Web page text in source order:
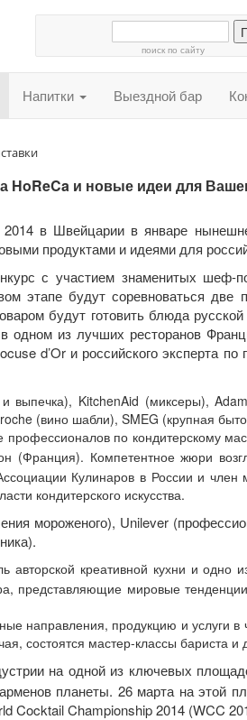
поиск по сайту
Напитки Выездной бар
HoReCa и новые идеи для
2014 в Швейцарии в январе
продуктами и идеями для
с участием знаменитых шеф-
этапе будут соревноваться
будут готовить блюда
одном из лучших ресторанов
d’Or и российского эксперта по
выпечка), KitchenAid (миксеры),
(вино шабли), SMEG (крупная
профессионалов по кондитерскому
(Франция). Компетентное жюри
Кулинаров в России и
кондитерского искусства.
мороженого), Unilever
креативной кухни и одно
представляющие мировые
направления, продукцию и
состоятся мастер-классы бариста и
на одной из ключевых
планеты. 26 марта на этой
Cocktail Championship 2014 (WCC